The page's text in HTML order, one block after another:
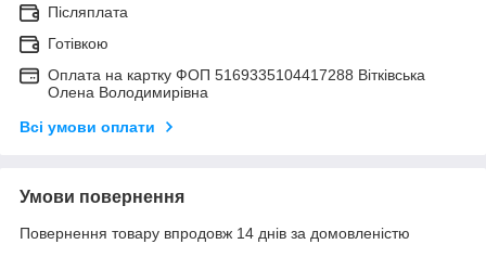
Післяплата
Готівкою
Оплата на картку ФОП 5169335104417288 Вітківська
Олена Володимирівна
Всі умови оплати
Умови повернення
Повернення товару впродовж 14 днів за домовленістю